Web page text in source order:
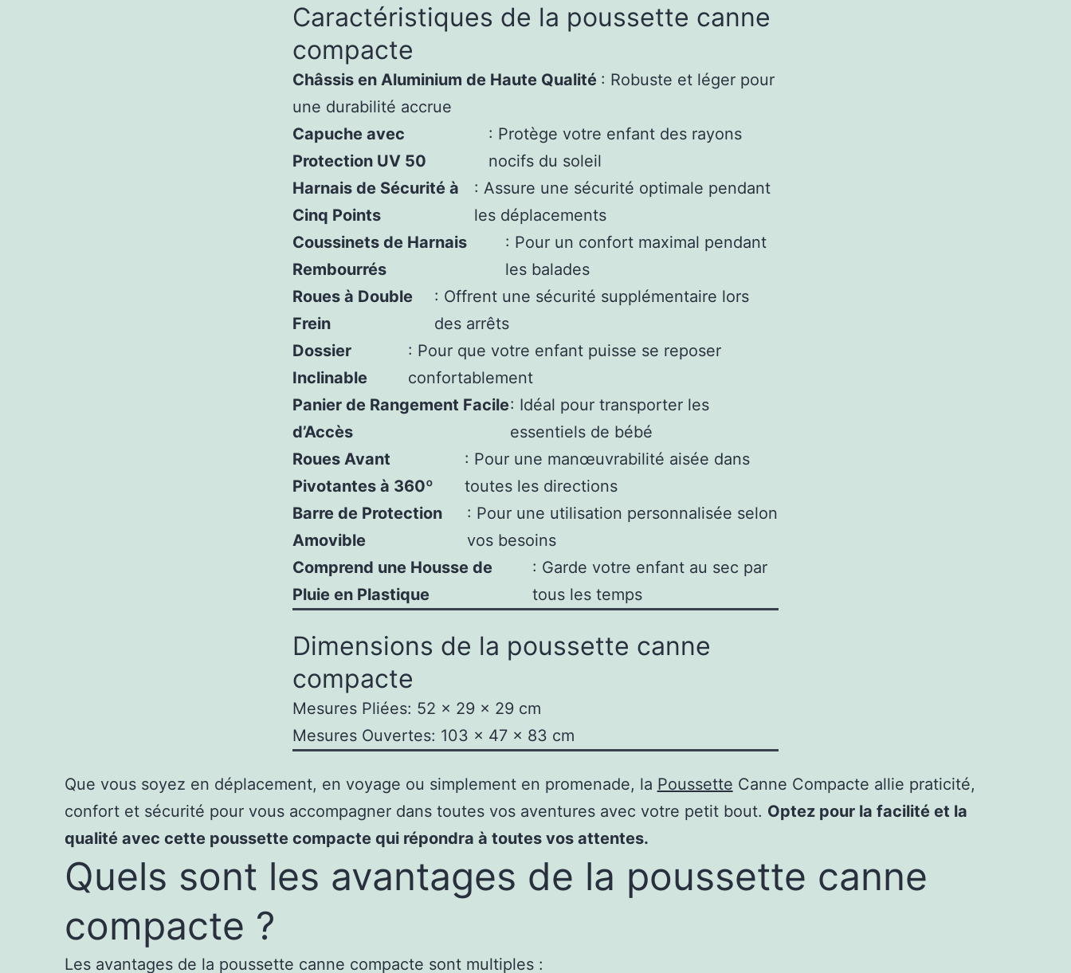
Caractéristiques de la poussette canne
compacte
Châssis en Aluminium de Haute Qualité : Robuste et léger pour
une durabilité accrue
Capuche avec
Protection UV 50
: Protège votre enfant des rayons
nocifs du soleil
Harnais de Sécurité à
Cinq Points
: Assure une sécurité optimale pendant
les déplacements
Coussinets de Harnais
Rembourrés
: Pour un confort maximal pendant
les balades
Roues à Double
Frein
: Offrent une sécurité supplémentaire lors
des arrêts
Dossier
Inclinable
: Pour que votre enfant puisse se reposer
confortablement
Panier de Rangement Facile
d’Accès
: Idéal pour transporter les
essentiels de bébé
Roues Avant
Pivotantes à 360º
: Pour une manœuvrabilité aisée dans
toutes les directions
Barre de Protection
Amovible
: Pour une utilisation personnalisée selon
vos besoins
Comprend une Housse de
Pluie en Plastique
: Garde votre enfant au sec par
tous les temps
Dimensions de la poussette canne
compacte
Mesures Pliées: 52 x 29 x 29 cm
Mesures Ouvertes: 103 x 47 x 83 cm
Que vous soyez en déplacement, en voyage ou simplement en promenade, la Poussette Canne Compacte allie praticité,
confort et sécurité pour vous accompagner dans toutes vos aventures avec votre petit bout. Optez pour la facilité et la
qualité avec cette poussette compacte qui répondra à toutes vos attentes.
Quels sont les avantages de la poussette canne
compacte ?
Les avantages de la poussette canne compacte sont multiples :